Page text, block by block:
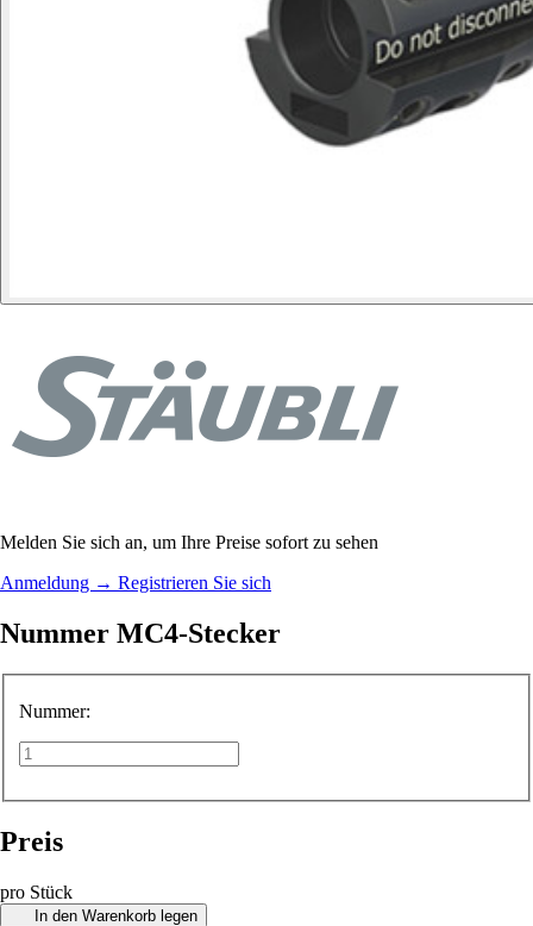
Melden Sie sich an, um Ihre Preise sofort zu sehen
Anmeldung → Registrieren Sie sich
Nummer MC4-Stecker
Nummer:
Preis
pro Stück
In den Warenkorb legen